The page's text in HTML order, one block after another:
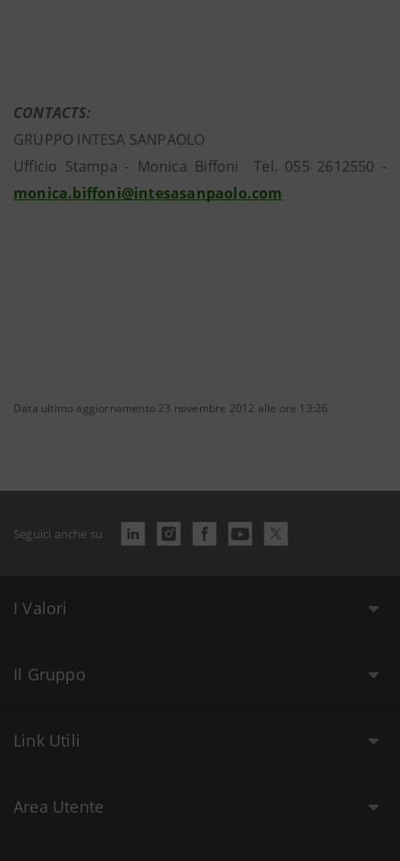
CONTACTS:
GRUPPO INTESA SANPAOLO
Ufficio Stampa - Monica Biffoni Tel. 055 2612550 -
monica.biffoni@intesasanpaolo.com
Data ultimo aggiornamento 23 novembre 2012 alle ore 13:26
Seguici anche su
I Valori
Il Gruppo
Link Utili
Area Utente